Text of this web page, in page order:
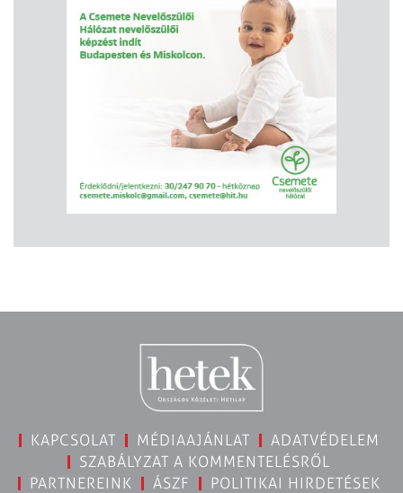
KAPCSOLAT MÉDIAAJÁNLAT
ADATVÉDELEM
SZABÁLYZAT A KOMMENTELÉSRŐL
PARTNEREINK
ÁSZF
POLITIKAI HIRDETÉSEK